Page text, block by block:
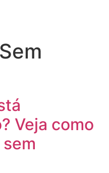
Sem
Veja como